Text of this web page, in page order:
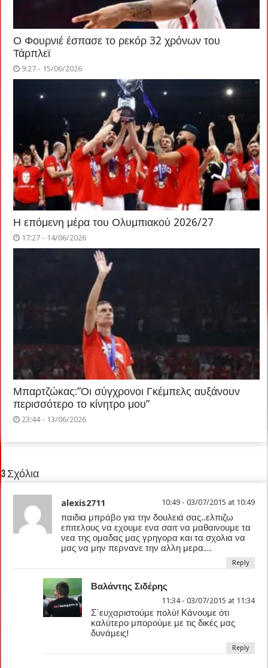
Ο Φουρνιέ έσπασε το ρεκόρ 32 χρόνων του
Τάρπλεϊ
9:27 - 15/06/2026
Η επόμενη μέρα του Ολυμπιακού 2026/27
17:27 - 14/06/2026
Μπαρτζώκας:”Οι σύγχρονοι Γκέμπελς αυξάνουν
περισσότερο το κίνητρο μου”
23:44 - 13/06/2026
3 Σχόλια
alexis2711 10:49 - 03/07/2015 at 10:49
παιδια μπράβο για την δουλειά σας..ελπιζω
επιτελους να εχουμε ενα σαιτ να μαθαινουμε τα
νεα της ομαδας μας γρηγορα και τα σχολια να
μας να μην περνανε την αλλη μερα…
Reply
Βαλάντης Σιδέρης
11:34 - 03/07/2015 at 11:34
Σ΄ευχαριστούμε πολύ! Κάνουμε ότι
καλύτερο μπορούμε με τις δικές μας
δυνάμεις!
Reply